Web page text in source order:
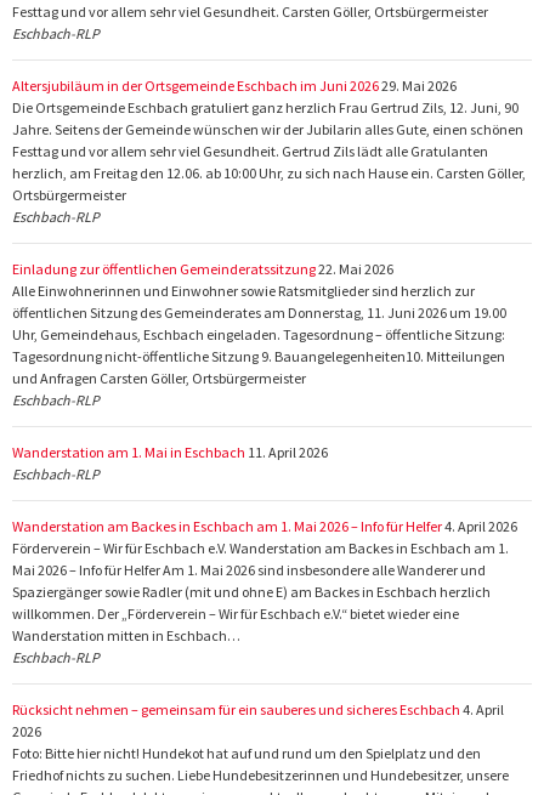
Festtag und vor allem sehr viel Gesundheit. Carsten Göller, Ortsbürgermeister
Eschbach-RLP
Altersjubiläum in der Ortsgemeinde Eschbach im Juni 202629. Mai 2026
Die Ortsgemeinde Eschbach gratuliert ganz herzlich Frau Gertrud Zils, 12. Juni, 90
Jahre. Seitens der Gemeinde wünschen wir der Jubilarin alles Gute, einen schönen
Festtag und vor allem sehr viel Gesundheit. Gertrud Zils lädt alle Gratulanten
herzlich, am Freitag den 12.06. ab 10:00 Uhr, zu sich nach Hause ein. Carsten Göller,
Ortsbürgermeister
Eschbach-RLP
Einladung zur öffentlichen Gemeinderatssitzung22. Mai 2026
Alle Einwohnerinnen und Einwohner sowie Ratsmitglieder sind herzlich zur
öffentlichen Sitzung des Gemeinderates am Donnerstag, 11. Juni 2026 um 19.00
Uhr, Gemeindehaus, Eschbach eingeladen. Tagesordnung – öffentliche Sitzung:
Tagesordnung nicht-öffentliche Sitzung 9. Bauangelegenheiten10. Mitteilungen
und Anfragen Carsten Göller, Ortsbürgermeister
Eschbach-RLP
Wanderstation am 1. Mai in Eschbach 11. April 2026
Eschbach-RLP
Wanderstation am Backes in Eschbach am 1. Mai 2026 – Info für Helfer4. April 2026
Förderverein – Wir für Eschbach e.V. Wanderstation am Backes in Eschbach am 1.
Mai 2026 – Info für Helfer Am 1. Mai 2026 sind insbesondere alle Wanderer und
Spaziergänger sowie Radler (mit und ohne E) am Backes in Eschbach herzlich
willkommen. Der „Förderverein – Wir für Eschbach e.V.“ bietet wieder eine
Wanderstation mitten in Eschbach…
Eschbach-RLP
Rücksicht nehmen – gemeinsam für ein sauberes und sicheres Eschbach 4. April
2026
Foto: Bitte hier nicht! Hundekot hat auf und rund um den Spielplatz und den
Friedhof nichts zu suchen. Liebe Hundebesitzerinnen und Hundebesitzer, unsere